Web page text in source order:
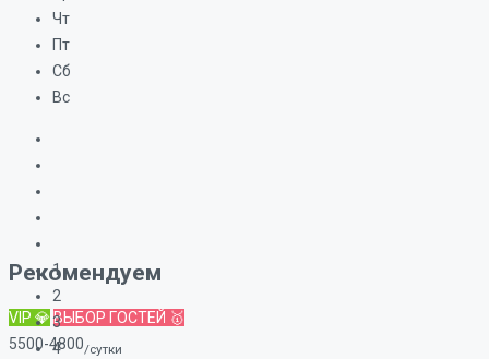
Чт
Пт
Сб
Вс
1
2
3
4
Рекомендуем
VIP 💎 ВЫБОР ГОСТЕЙ 🥇
5500-4800/сутки